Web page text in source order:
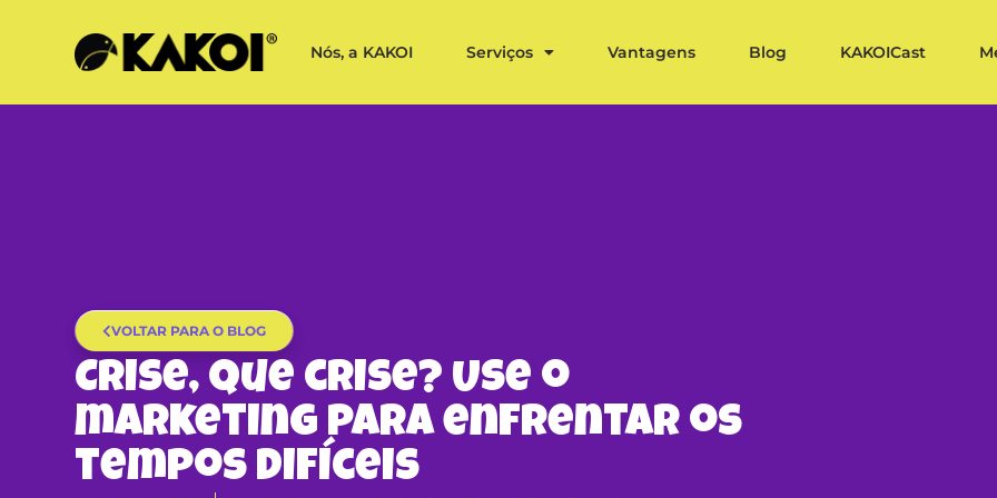
Nós, a KAKOI Serviços Vantagens Blog KAKOICast
VOLTAR PARA O BLOG
Crise, que crise? Use o
marketing para enfrentar os
tempos difíceis